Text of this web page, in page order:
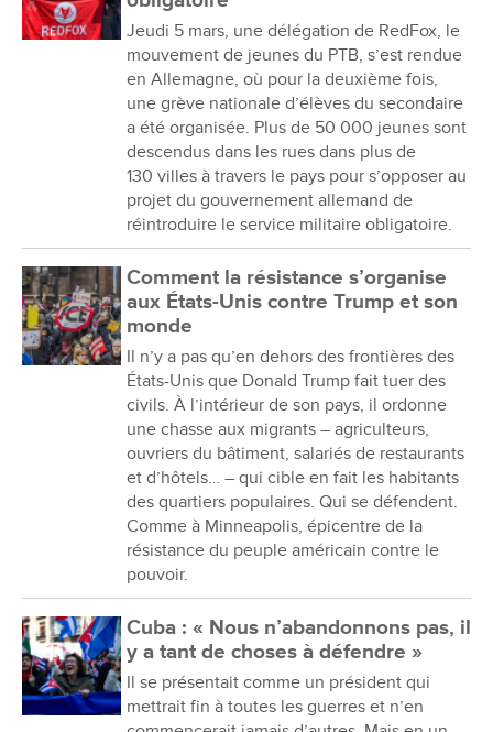
Jeudi 5 mars, une délégation de RedFox, le
mouvement de jeunes du PTB, s’est rendue
en Allemagne, où pour la deuxième fois,
une grève nationale d’élèves du secondaire
a été organisée. Plus de 50 000 jeunes sont
descendus dans les rues dans plus de
130 villes à travers le pays pour s’opposer au
projet du gouvernement allemand de
réintroduire le service militaire obligatoire.
Comment la résistance s’organise
aux États-Unis contre Trump et son
monde
Il n’y a pas qu’en dehors des frontières des
États-Unis que Donald Trump fait tuer des
civils. À l’intérieur de son pays, il ordonne
une chasse aux migrants – agriculteurs,
ouvriers du bâtiment, salariés de restaurants
et d’hôtels… – qui cible en fait les habitants
des quartiers populaires. Qui se défendent.
Comme à Minneapolis, épicentre de la
résistance du peuple américain contre le
pouvoir.
Cuba : « Nous n’abandonnons pas, il
y a tant de choses à défendre »
Il se présentait comme un président qui
mettrait fin à toutes les guerres et n’en